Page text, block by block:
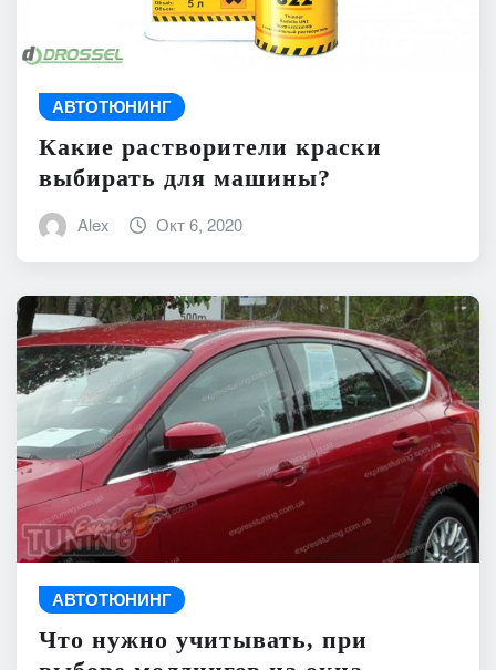
АВТОТЮНИНГ
Какие растворители краски
выбирать для машины?
Alex Окт 6, 2020
АВТОТЮНИНГ
Что нужно учитывать, при